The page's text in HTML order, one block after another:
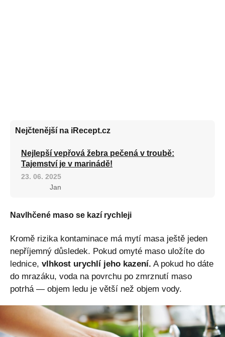
Nejčtenější na iRecept.cz
Nejlepší vepřová žebra pečená v troubě:
Tajemství je v marinádě!
23. 06. 2025
Jan
Navlhčené maso se kazí rychleji
Kromě rizika kontaminace má mytí masa ještě jeden
nepříjemný důsledek. Pokud omyté maso uložíte do
lednice, vlhkost urychlí jeho kazení. A pokud ho dáte
do mrazáku, voda na povrchu po zmrznutí maso
potrhá — objem ledu je větší než objem vody.